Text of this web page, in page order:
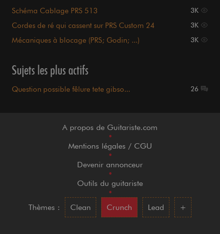
Schéma Cablage PRS 513 3K
Cordes de ré qui cassent sur PRS Custom 24 3K
Mécaniques à blocage (PRS; Godin; ...) 3K
Sujets les plus actifs
Question possible fêlure tete gibso... 26
A propos de Guitariste.com
•
Mentions légales / CGU
•
Devenir annonceur
•
Outils du guitariste
•
Thèmes :
Clean Crunch Lead +